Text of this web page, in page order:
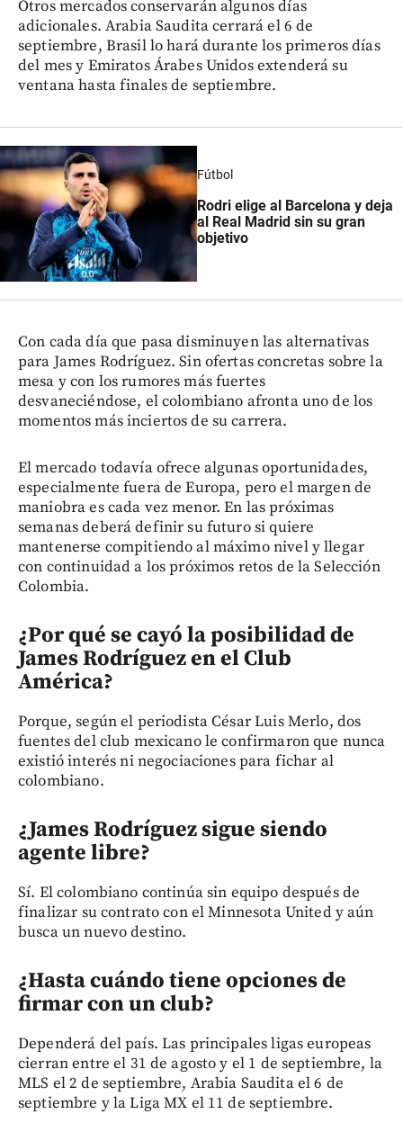
Otros mercados conservarán algunos días
adicionales. Arabia Saudita cerrará el 6 de
septiembre, Brasil lo hará durante los primeros días
del mes y Emiratos Árabes Unidos extenderá su
ventana hasta finales de septiembre.
Fútbol
Rodri elige al Barcelona y deja
al Real Madrid sin su gran
objetivo
Con cada día que pasa disminuyen las alternativas
para James Rodríguez. Sin ofertas concretas sobre la
mesa y con los rumores más fuertes
desvaneciéndose, el colombiano afronta uno de los
momentos más inciertos de su carrera.
El mercado todavía ofrece algunas oportunidades,
especialmente fuera de Europa, pero el margen de
maniobra es cada vez menor. En las próximas
semanas deberá definir su futuro si quiere
mantenerse compitiendo al máximo nivel y llegar
con continuidad a los próximos retos de la Selección
Colombia.
¿Por qué se cayó la posibilidad de
James Rodríguez en el Club
América?
Porque, según el periodista César Luis Merlo, dos
fuentes del club mexicano le confirmaron que nunca
existió interés ni negociaciones para fichar al
colombiano.
¿James Rodríguez sigue siendo
agente libre?
Sí. El colombiano continúa sin equipo después de
finalizar su contrato con el Minnesota United y aún
busca un nuevo destino.
¿Hasta cuándo tiene opciones de
firmar con un club?
Dependerá del país. Las principales ligas europeas
cierran entre el 31 de agosto y el 1 de septiembre, la
MLS el 2 de septiembre, Arabia Saudita el 6 de
septiembre y la Liga MX el 11 de septiembre.